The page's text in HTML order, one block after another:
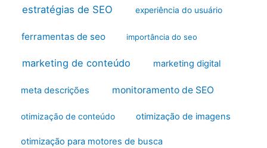
estratégias de SEO experiência do usuário
ferramentas de seo importância do seo
marketing de conteúdo marketing digital
meta descrições monitoramento de SEO
otimização de conteúdo otimização de imagens
otimização para motores de busca